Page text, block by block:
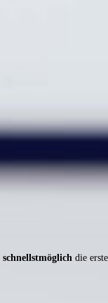
schnellstmöglich die